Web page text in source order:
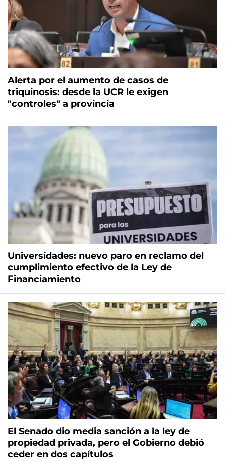
Alerta por el aumento de casos de
triquinosis: desde la UCR le exigen
"controles" a provincia
Universidades: nuevo paro en reclamo del
cumplimiento efectivo de la Ley de
Financiamiento
El Senado dio media sanción a la ley de
propiedad privada, pero el Gobierno debió
ceder en dos capítulos